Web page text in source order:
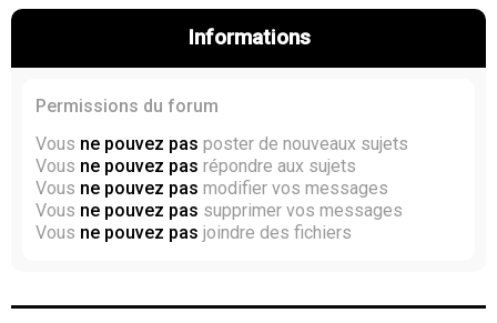
Informations
Permissions du forum
Vous ne pouvez pas poster de nouveaux sujets
Vous ne pouvez pas répondre aux sujets
Vous ne pouvez pas modifier vos messages
Vous ne pouvez pas supprimer vos messages
Vous ne pouvez pas joindre des fichiers